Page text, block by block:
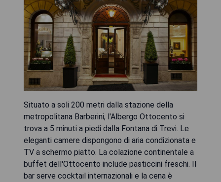
Situato a soli 200 metri dalla stazione della
metropolitana Barberini, l'Albergo Ottocento si
trova a 5 minuti a piedi dalla Fontana di Trevi. Le
eleganti camere dispongono di aria condizionata e
TV a schermo piatto. La colazione continentale a
buffet dell'Ottocento include pasticcini freschi. Il
bar serve cocktail internazionali e la cena è